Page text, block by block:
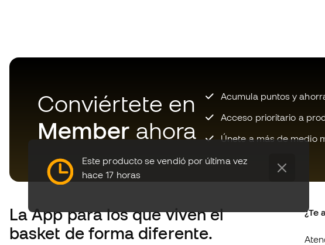
Este producto se vendió por última vez
hace 17 horas
Conviértete en
Member ahora
Acumula puntos y
Acceso prioritario a
Únete a más de medio
La Apppara los que viven el
basket de forma diferente.
¿Te